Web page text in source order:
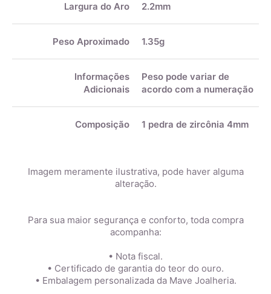
Largura do Aro 2.2mm
Peso Aproximado 1.35g
Informações
Adicionais
Peso pode variar de
acordo com a numeração
Composição 1 pedra de zircônia 4mm
Imagem meramente ilustrativa, pode haver alguma
alteração.
Para sua maior segurança e conforto, toda compra
acompanha:
• Nota fiscal.
• Certificado de garantia do teor do ouro.
• Embalagem personalizada da Mave Joalheria.